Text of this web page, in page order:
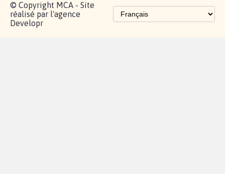
© Copyright MCA - Site
réalisé par l'agence
Developr